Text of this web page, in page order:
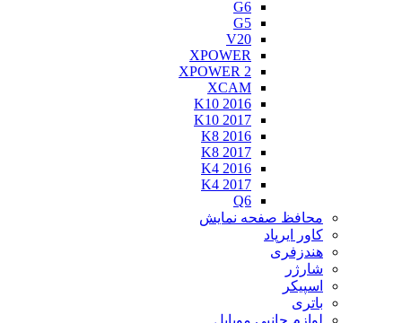
XPOWER
XPOWER 2
XCAM
K10 2016
K10 2017
K8 2016
K8 2017
K4 2016
K4 2017
محافظ صفحه نمایش
کاور ایرپاد
هندزفری
اسپیکر